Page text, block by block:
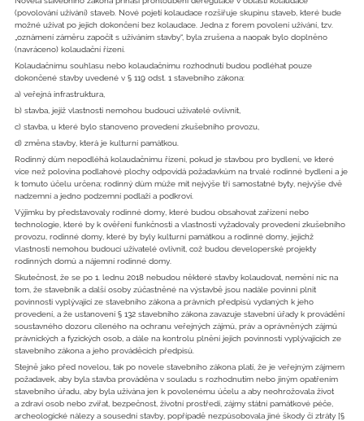
(povolování užívání) staveb. Nové pojetí kolaudace rozšiřuje skupinu staveb, které bude
možné užívat po jejich dokončení bez kolaudace. Jedna z forem povolení užívání, tzv.
„oznámení záměru započít s užíváním stavby“, byla zrušena a naopak bylo doplněno
(navráceno) kolaudační řízení.
Kolaudačnímu souhlasu nebo kolaudačnímu rozhodnutí budou podléhat pouze
dokončené stavby uvedené v § 119 odst. 1 stavebního zákona:
a) veřejná infrastruktura,
b) stavba, jejíž vlastnosti nemohou budoucí uživatelé ovlivnit,
c) stavba, u které bylo stanoveno provedení zkušebního provozu,
d) změna stavby, která je kulturní památkou.
Rodinný dům nepodléhá kolaudačnímu řízení, pokud je stavbou pro bydlení, ve které
více než polovina podlahové plochy odpovídá požadavkům na trvalé rodinné bydlení a je
k tomuto účelu určena; rodinný dům může mít nejvýše tři samostatné byty, nejvýše dvě
nadzemní a jedno podzemní podlaží a podkroví.
Výjimku by představovaly rodinné domy, které budou obsahovat zařízení nebo
technologie, které by k ověření funkčnosti a vlastností vyžadovaly provedení zkušebního
provozu, rodinné domy, které by byly kulturní památkou a rodinné domy, jejichž
vlastnosti nemohou budoucí uživatelé ovlivnit, což budou developerské projekty
rodinných domů a nájemní rodinné domy.
Skutečnost, že se po 1. lednu 2018 nebudou některé stavby kolaudovat, nemění nic na
tom, že stavebník a další osoby zúčastněné na výstavbě jsou nadále povinni plnit
povinnosti vyplývající ze stavebního zákona a právních předpisů vydaných k jeho
provedení, a že ustanovení § 132 stavebního zákona zavazuje stavební úřady k provádění
soustavného dozoru cíleného na ochranu veřejných zájmů, práv a oprávněných zájmů
právnických a fyzických osob, a dále na kontrolu plnění jejich povinností vyplývajících ze
stavebního zákona a jeho prováděcích předpisů.
Stejně jako před novelou, tak po novele stavebního zákona platí, že je veřejným zájmem
požadavek, aby byla stavba prováděna v souladu s rozhodnutím nebo jiným opatřením
stavebního úřadu, aby byla užívána jen k povolenému účelu a aby neohrožovala život
a zdraví osob nebo zvířat, bezpečnost, životní prostředí, zájmy státní památkové péče,
archeologické nálezy a sousední stavby, popřípadě nezpůsobovala jiné škody či ztráty [§